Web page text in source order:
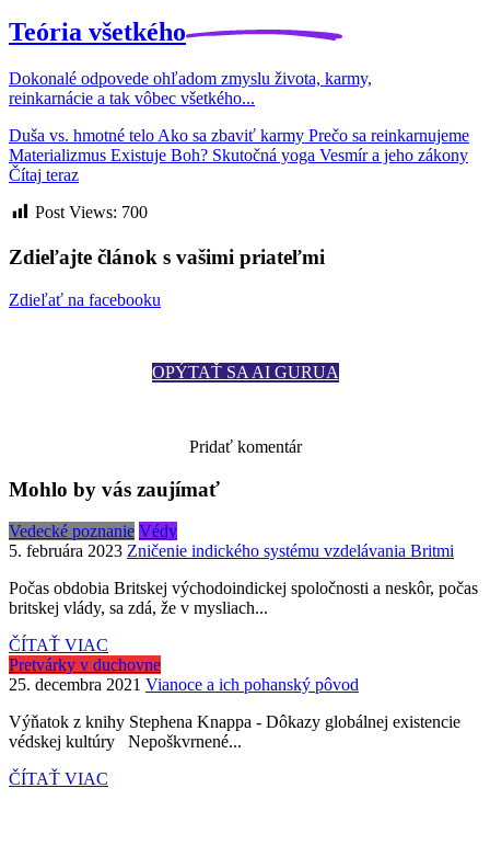
Teória všetkého
Dokonalé odpovede ohľadom zmyslu života, karmy,
reinkarnácie a tak vôbec všetkého...
Duša vs. hmotné telo Ako sa zbaviť karmy Prečo sa reinkarnujeme
Materializmus Existuje Boh? Skutočná yoga Vesmír a jeho zákony
Čítaj teraz
Post Views: 700
Zdieľajte článok s vašimi priateľmi
Zdieľať na facebooku
OPÝTAŤ SA AI GURUA
Pridať komentár
Mohlo by vás zaujímať
Vedecké poznanie Védy
5. februára 2023 Zničenie indického systému vzdelávania Britmi
Počas obdobia Britskej východoindickej spoločnosti a neskôr, počas
britskej vlády, sa zdá, že v mysliach...
ČÍTAŤ VIAC
Pretvárky v duchovne
25. decembra 2021 Vianoce a ich pohanský pôvod
Výňatok z knihy Stephena Knappa - Dôkazy globálnej existencie
védskej kultúry Nepoškvrnené...
ČÍTAŤ VIAC